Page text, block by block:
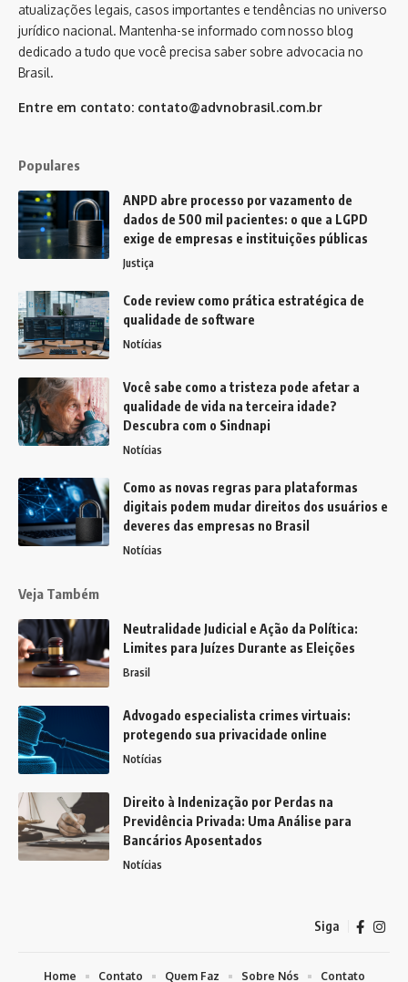
atualizações legais, casos importantes e tendências no universo
jurídico nacional. Mantenha-se informado com nosso blog
dedicado a tudo que você precisa saber sobre advocacia no
Brasil.
Entre em contato: contato@advnobrasil.com.br
Populares
ANPD abre processo por vazamento de
dados de 500 mil pacientes: o que a LGPD
exige de empresas e instituições públicas
Justiça
Code review como prática estratégica de
qualidade de software
Notícias
Você sabe como a tristeza pode afetar a
qualidade de vida na terceira idade?
Descubra com o Sindnapi
Notícias
Como as novas regras para plataformas
digitais podem mudar direitos dos usuários e
deveres das empresas no Brasil
Notícias
Veja Também
Neutralidade Judicial e Ação da Política:
Limites para Juízes Durante as Eleições
Brasil
Advogado especialista crimes virtuais:
protegendo sua privacidade online
Notícias
Direito à Indenização por Perdas na
Previdência Privada: Uma Análise para
Bancários Aposentados
Notícias
Siga
Home Contato Quem Faz Sobre Nós Contato